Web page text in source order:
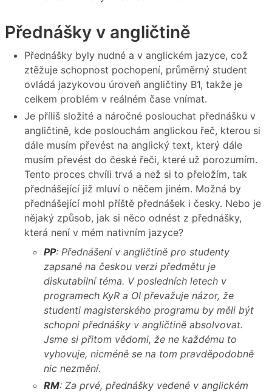
Přednášky v angličtině
Přednášky byly nudné a v anglickém jazyce, což
ztěžuje schopnost pochopení, průměrný student
ovládá jazykovou úroveň angličtiny B1, takže je
celkem problém v reálném čase vnímat.
Je příliš složité a náročné poslouchat přednášku v
angličtině, kde poslouchám anglickou řeč, kterou si
dále musím převést na anglický text, který dále
musím převést do české řeči, které už porozumím.
Tento proces chvíli trvá a než si to přeložím, tak
přednášející již mluví o něčem jiném. Možná by
přednášející mohl příště přednášek i česky. Nebo je
nějaký způsob, jak si něco odnést z přednášky,
která není v mém nativním jazyce?
PP: Přednášení v angličtině pro studenty
zapsané na českou verzi předmětu je
diskutabilní téma. V posledních letech v
programech KyR a OI převažuje názor, že
studenti magisterského programu by měli být
schopni přednášky v angličtině absolvovat.
Jsme si přitom vědomi, že ne každému to
vyhovuje, nicméně se na tom pravděpodobně
nic nezmění.
RM: Za prvé, přednášky vedené v anglickém